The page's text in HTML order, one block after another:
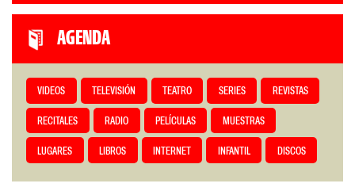
AGENDA
VIDEOS TELEVISIÓN TEATRO SERIES REVISTAS
RECITALES RADIO PELÍCULAS MUESTRAS
LUGARES LIBROS INTERNET INFANTIL DISCOS